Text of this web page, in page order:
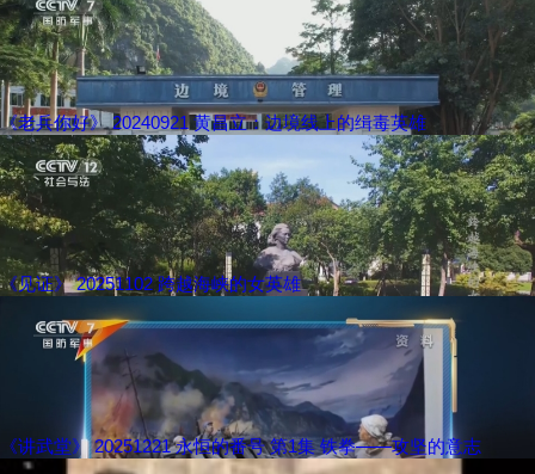
《老兵你好》 20240921 黄昌立：边境线上的缉毒英雄
《见证》 20251102 跨越海峡的女英雄
《讲武堂》 20251221 永恒的番号 第1集 铁拳——攻坚的意志